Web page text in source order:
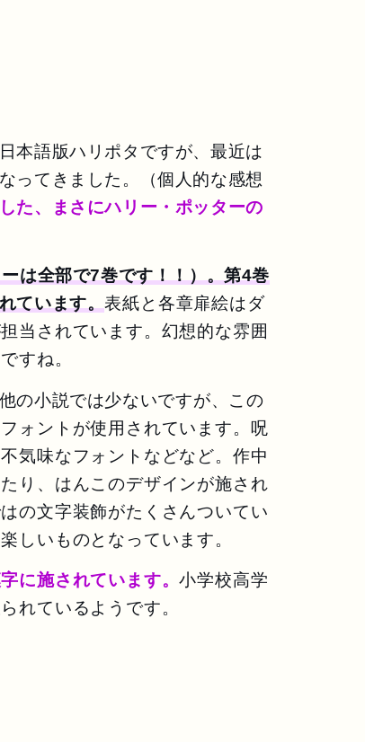
本語版ハリポタですが、最近は
ってきました。（個人的な感想
た、まさにハリー・ポッターの
は全部で7巻です！！）。第4巻
ています。表紙と各章扉絵はダ
当されています。幻想的な雰囲
すね。
の小説では少ないですが、この
ォントが使用されています。
呪
気味なフォント などなど。作中
り、はんこのデザインが施され
の文字装飾がたくさんついてい
しいものとなっています。
に施されています。小学校高学
れているようです。